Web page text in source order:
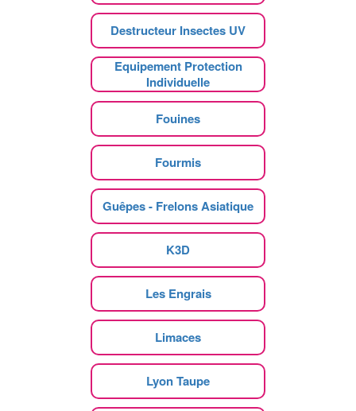
Destructeur Insectes UV
Equipement Protection
Individuelle
Fouines
Fourmis
Guêpes - Frelons Asiatique
K3D
Les Engrais
Limaces
Lyon Taupe